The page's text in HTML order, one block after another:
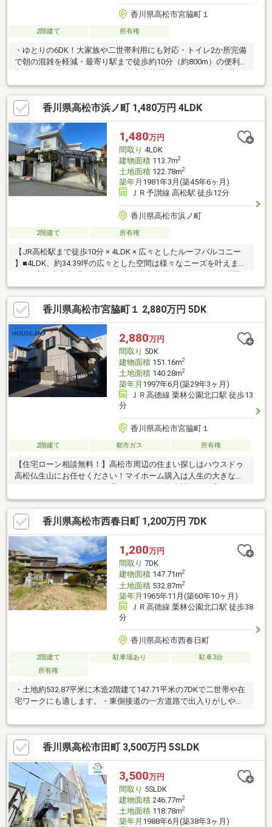
香川県高松市宮脇町１
2階建て 所有権
・ゆとりの6DK！大家族や二世帯利用にも対応・トイレ2か所完備
で朝の混雑を軽減・最寄り駅まで徒歩約10分（約800m）の便利な
立地・お庭付きでガーデニングや家庭菜園も楽しめます・部屋数
豊富で在宅ワークや趣味部屋としても活用可能・収納や個室をし
っかり確保できる間取り・昭和の趣を感じる落ち着いた住空間・
リフォーム・リノベーション素材としてもおすすめ・駅徒歩圏内
のため電車利用中心の方におすすめ敷地内の一部が土砂災害警戒
区域・土砂災害特別警戒区域に該当します。
香川県高松市浜ノ町 1,480万円 4LDK
1,480万円
間取り 4LDK
建物面積113.7m2
土地面積122.78m2
築年月 1981年3月(築45年6ヶ月)
ＪＲ予讃線 高松駅 徒歩12分
香川県高松市浜ノ町
2階建て 所有権
【JR高松駅まで徒歩10分 × 4LDK × 広々としたルーフバルコニー
】■4LDK、約34.39坪の広々とした空間は様々なニーズを叶えま
内。通学にも安心の立地です。■郵便局や銀行に病院、スーパー
等が徒歩圏内に所在し、住み心地のよいロケーションです。■現
在、本物件は空家の状態です。お荷物が出されたあとの広々とし
たお部屋で、ぜひ新しい暮らしのイメージをしてみてください。
お気軽にお問い合わせください。
香川県高松市宮脇町１ 2,880万円 5DK
2,880万円
間取り 5DK
建物面積151.16m2
土地面積140.28m2
築年月 1997年6月(築29年3ヶ月)
ＪＲ高徳線 栗林公園北口駅 徒歩13
分
香川県高松市宮脇町１
2階建て 都市ガス 所有権
【住宅ローン相談無料！】高松市周辺の住まい探しはハウスドゥ
高松仏生山にお任せください！マイホーム購入は人生の大きなお
買い物。だからこそ、物件選びだけでなく資金計画や住宅ローン
のご相談までしっかりサポートいたします。気になる物件をまと
めてご案内できるため、効率よく比較検討が可能です。新築・中
古戸建て・マンション・土地まで幅広く対応し、ネット掲載前の
未公開情報もご紹介できる場合があります。地域密着ならではの
情報力と丁寧な対応で、お客様にぴったりのお住まい探しをお手
伝いします。まずはお気軽にお問い合わせください！
香川県高松市西春日町 1,200万円 7DK
1,200万円
間取り 7DK
建物面積147.71m2
土地面積532.87m2
築年月 1965年11月(築60年10ヶ月)
ＪＲ高徳線 栗林公園北口駅 徒歩38
分
香川県高松市西春日町
2階建て 駐車場あり
駐車3台
所有権
・土地約532.87平米に木造2階建て147.71平米の7DKで二世帯や在
宅ワークにも適します。・東側接道の一方道路で出入りがしやす
す。・駐車3台以上可でお車を複数お持ちの方も安心です。・ダイ
レックス西春日店約982m徒歩13分で日々の買い物が楽です。・空
家につきご内覧です。・リフォームも合わせてご提案いたしま
す。畑【380㎡(持分1分の1)】雑種地【124㎡(持分1分の1)】公衆
用道路【40㎡(持分1分の1)/1142㎡(持分17分の1)】も同時引き渡
しになります。
香川県高松市田町 3,500万円 5SLDK
3,500万円
間取り 5SLDK
建物面積246.77m2
土地面積118.78m2
築年月 1988年6月(築38年3ヶ月)